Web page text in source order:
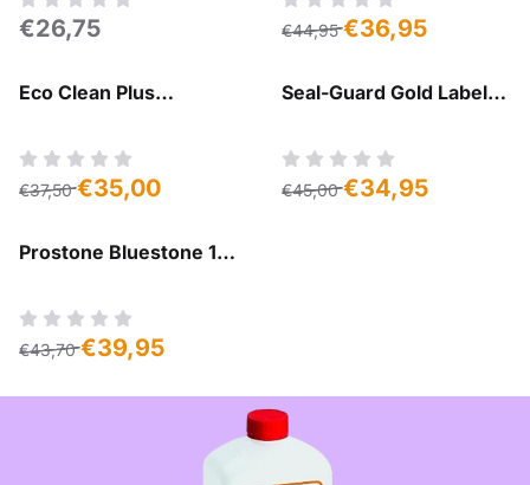
Prijs: 26,75
€26,75
Van 44,95 voor 36,95
€44,95€36,95
Eco Clean Plus
Van 37,50 voor 35,00
€37,50€35,00
Seal-Guard Gold Label
Van 45,00 voor 34,95
€45,00€34,95
Prostone Bluestone 1
Van 43,70 voor 39,95
€43,70€39,95